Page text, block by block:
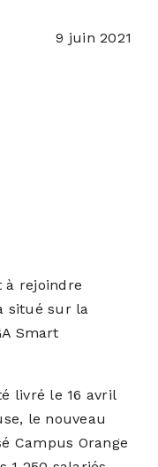
9 juin 2021
à rejoindre
situé sur la
Smart
livré le 16 avril
le nouveau
Campus Orange